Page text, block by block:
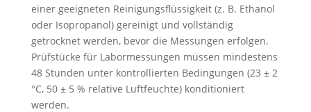
einer geeigneten Reinigungsflüssigkeit (z. B. Ethanol
oder Isopropanol) gereinigt und vollständig
getrocknet werden, bevor die Messungen erfolgen.
Prüfstücke für Labormessungen müssen mindestens
48 Stunden unter kontrollierten Bedingungen (23 ± 2
°C, 50 ± 5 % relative Luftfeuchte) konditioniert
werden.